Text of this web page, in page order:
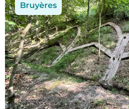
Bruyères